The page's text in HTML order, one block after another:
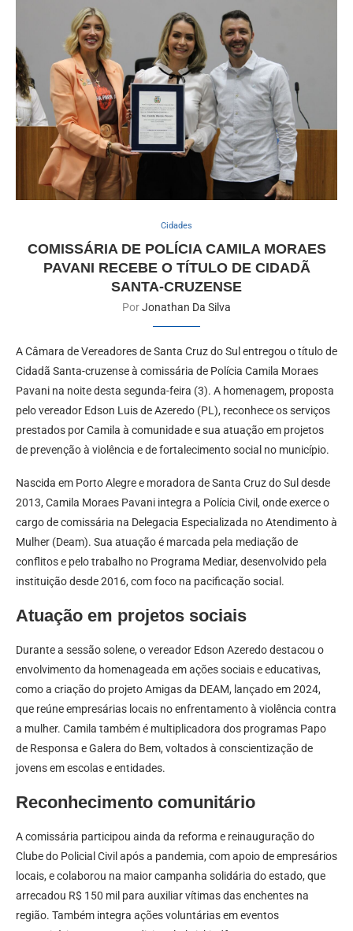
Cidades
COMISSÁRIA DE POLÍCIA CAMILA MORAES
PAVANI RECEBE O TÍTULO DE CIDADÃ
SANTA-CRUZENSE
PorJonathan Da Silva
A Câmara de Vereadores de Santa Cruz do Sul entregou o título de
Cidadã Santa-cruzense à comissária de Polícia Camila Moraes
Pavani na noite desta segunda-feira (3). A homenagem, proposta
pelo vereador Edson Luis de Azeredo (PL), reconhece os serviços
prestados por Camila à comunidade e sua atuação em projetos
de prevenção à violência e de fortalecimento social no município.
Nascida em Porto Alegre e moradora de Santa Cruz do Sul desde
2013, Camila Moraes Pavani integra a Polícia Civil, onde exerce o
cargo de comissária na Delegacia Especializada no Atendimento à
Mulher (Deam). Sua atuação é marcada pela mediação de
conflitos e pelo trabalho no Programa Mediar, desenvolvido pela
instituição desde 2016, com foco na pacificação social.
Atuação em projetos sociais
Durante a sessão solene, o vereador Edson Azeredo destacou o
envolvimento da homenageada em ações sociais e educativas,
como a criação do projeto Amigas da DEAM, lançado em 2024,
que reúne empresárias locais no enfrentamento à violência contra
a mulher. Camila também é multiplicadora dos programas Papo
de Responsa e Galera do Bem, voltados à conscientização de
jovens em escolas e entidades.
Reconhecimento comunitário
A comissária participou ainda da reforma e reinauguração do
Clube do Policial Civil após a pandemia, com apoio de empresários
locais, e colaborou na maior campanha solidária do estado, que
arrecadou R$ 150 mil para auxiliar vítimas das enchentes na
região. Também integra ações voluntárias em eventos